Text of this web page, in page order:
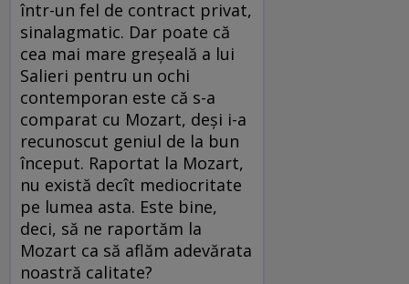
într-un fel de contract privat,
sinalagmatic. Dar poate că
cea mai mare greșeală a lui
Salieri pentru un ochi
contemporan este că s-a
comparat cu Mozart, deși i-a
recunoscut geniul de la bun
început. Raportat la Mozart,
nu există decît mediocritate
pe lumea asta. Este bine,
deci, să ne raportăm la
Mozart ca să aflăm adevărata
noastră calitate?